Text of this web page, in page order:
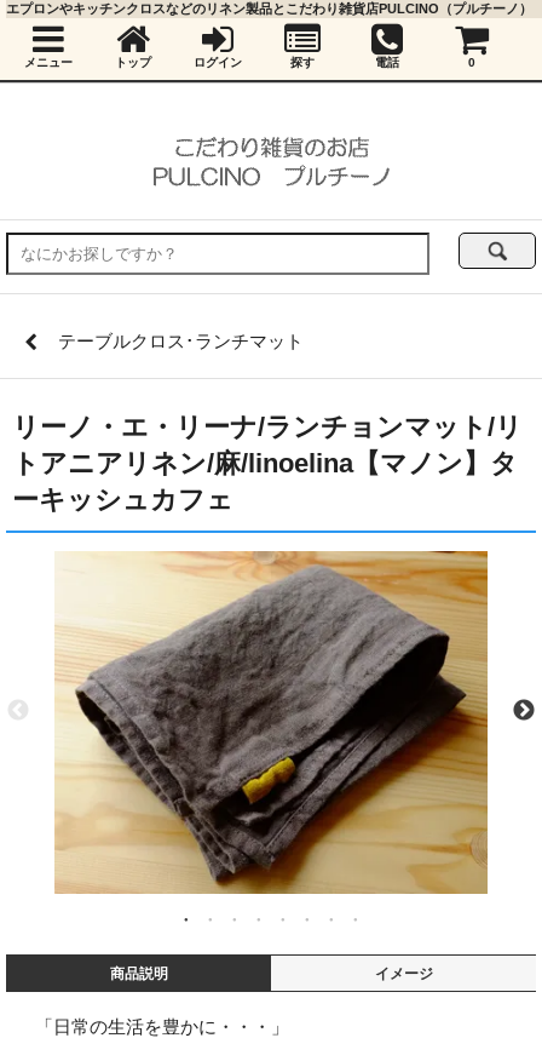
テーブルクロス･ランチマット
リーノ・エ・リーナ/ランチョンマット/リ
トアニアリネン/麻/linoelina【マノン】タ
ーキッシュカフェ
商品説明 イメージ
「日常の生活を豊かに・・・」
エプロンやキッチンクロスなどのリネン製品とこだわり雑貨店PULCINO（プルチーノ）
メニュー トップ ログイン 探す 電話 0